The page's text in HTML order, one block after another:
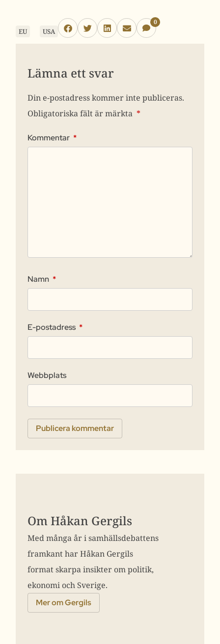
EU USA
0
Lämna ett svar
Din e-postadress kommer inte publiceras.
Obligatoriska fält är märkta *
Kommentar *
Namn *
E-postadress *
Webbplats
Om Håkan Gergils
Med många år i samhällsdebattens
framkant har Håkan Gergils
format skarpa insikter om politik,
ekonomi och Sverige.
Mer om Gergils